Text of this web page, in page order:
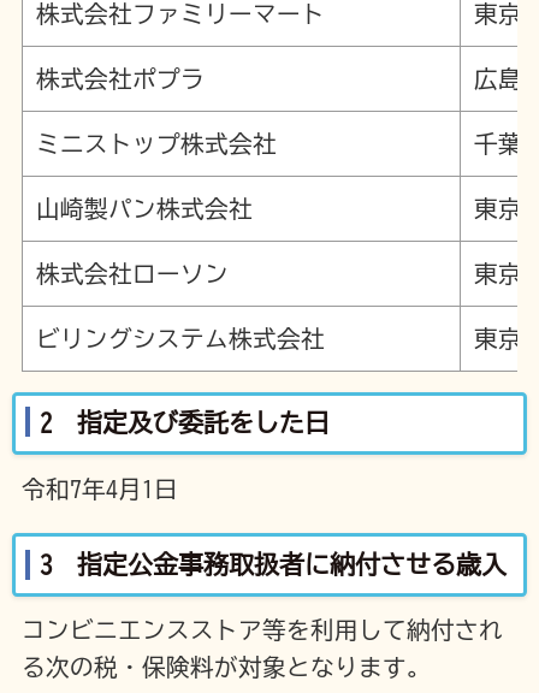
株式会社ファミリーマート 東京
株式会社ポプラ 広島
ミニストップ株式会社 千葉
山崎製パン株式会社 東京
株式会社ローソン 東京
ビリングシステム株式会社 東京
2 指定及び委託をした日
令和7年4月1日
3 指定公金事務取扱者に納付させる歳入
コンビニエンスストア等を利用して納付され
る次の税・保険料が対象となります。